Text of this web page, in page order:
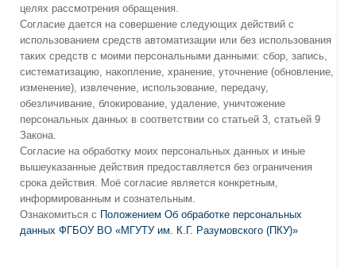
целях рассмотрения обращения.
Согласие дается на совершение следующих действий с
использованием средств автоматизации или без использования
таких средств с моими персональными данными: сбор, запись,
систематизацию, накопление, хранение, уточнение (обновление,
изменение), извлечение, использование, передачу,
обезличивание, блокирование, удаление, уничтожение
персональных данных в соответствии со статьей 3, статьей 9
Закона.
Согласие на обработку моих персональных данных и иные
вышеуказанные действия предоставляется без ограничения
срока действия. Моё согласие является конкретным,
информированным и сознательным.
Ознакомиться с Положением Об обработке персональных
данных ФГБОУ ВО «МГУТУ им. К.Г. Разумовского (ПКУ)»